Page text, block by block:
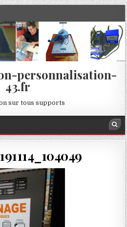
personnalisation-
43.fr
sur tous supports